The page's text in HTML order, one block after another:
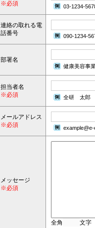
※必須 03-1234-
連絡の取れる電
話番号
090-1234-
部署名
健康美容事
担当者名
※必須
全研 太郎
メールアドレス
※必須
メッセージ
※必須
全角 文字